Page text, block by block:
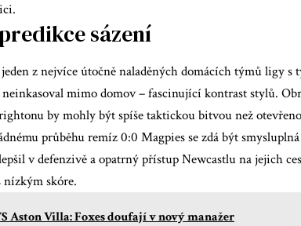
sázení
z nejvíce útočně naladěných domácích týmů ligy s
mimo domov – fascinující kontrast stylů.
by mohly být spíše taktickou bitvou než
průběhu remíz 0:0 Magpies se zdá být
v defenzivě a opatrný přístup Newcastlu na jejich
nízkým skóre.
Aston Villa: Foxes doufají v nový manažer